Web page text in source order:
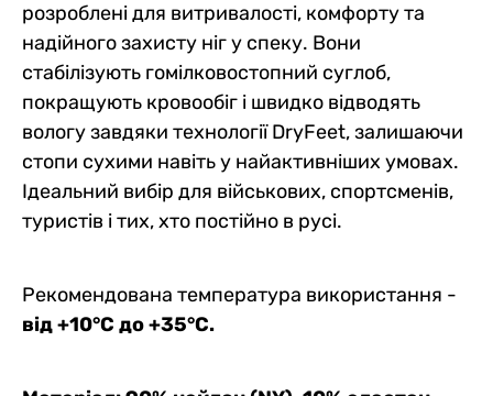
розроблені для витривалості, комфорту та
надійного захисту ніг у спеку. Вони
стабілізують гомілковостопний суглоб,
покращують кровообіг і швидко відводять
вологу завдяки технології DryFeet, залишаючи
стопи сухими навіть у найактивніших умовах.
Ідеальний вибір для військових, спортсменів,
туристів і тих, хто постійно в русі.
Рекомендована температура використання -
від +10°C до +35°C.